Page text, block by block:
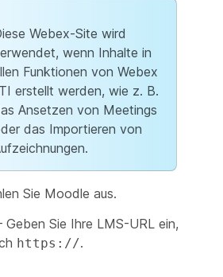
Webex-Site wird
wenn Inhalte in
Funktionen von Webex
erstellt werden, wie z. B.
Ansetzen von Meetings
das Importieren von
Sie Moodle aus.
Geben Sie Ihre LMS-URL ein,
https://.